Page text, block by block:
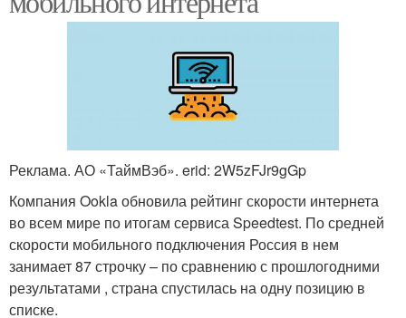
Реклама. АО «ТаймВэб». erid: 2W5zFJr9gGp
Компания Ookla обновила рейтинг скорости интернета
во всем мире по итогам сервиса Speedtest. По средней
скорости мобильного подключения Россия в нем
занимает 87 строчку – по сравнению с прошлогодними
результатами , страна спустилась на одну позицию в
списке.